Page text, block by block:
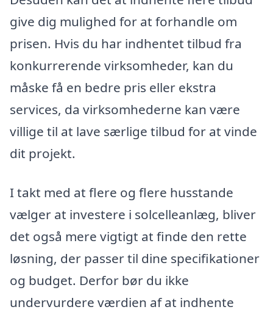
give dig mulighed for at forhandle om
prisen. Hvis du har indhentet tilbud fra
konkurrerende virksomheder, kan du
måske få en bedre pris eller ekstra
services, da virksomhederne kan være
villige til at lave særlige tilbud for at vinde
dit projekt.
I takt med at flere og flere husstande
vælger at investere i solcelleanlæg, bliver
det også mere vigtigt at finde den rette
løsning, der passer til dine specifikationer
og budget. Derfor bør du ikke
undervurdere værdien af at indhente